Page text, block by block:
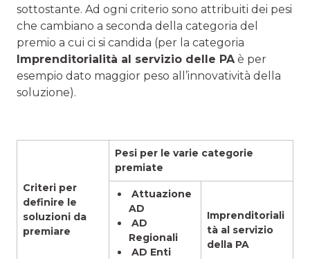
sottostante. Ad ogni criterio sono attribuiti dei pesi
che cambiano a seconda della categoria del
premio a cui ci si candida (per la categoria
Imprenditorialità al servizio delle PA è per
esempio dato maggior peso all’innovatività della
soluzione).
Criteri per
definire le
soluzioni da
premiare
Pesi per le varie categorie
premiate
Attuazione
AD
AD
Regionali
AD Enti
Imprenditoriali
tà al servizio
della PA